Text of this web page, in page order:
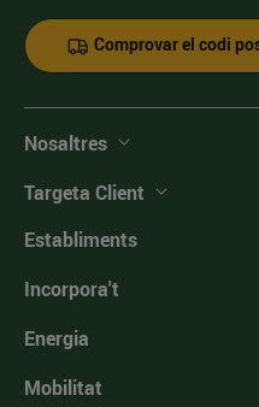
Comprovar el codi
Nosaltres
Targeta Client
Establiments
Incorpora't
Energia
Mobilitat